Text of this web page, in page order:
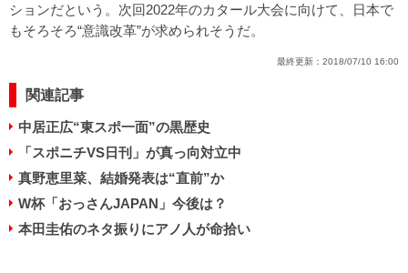
ションだという。次回2022年のカタール大会に向けて、日本で
もそろそろ“意識改革”が求められそうだ。
最終更新： 2018/07/10 16:00
関連記事
中居正広“東スポ一面”の黒歴史
「スポニチVS日刊」が真っ向対立中
真野恵里菜、結婚発表は“直前”か
W杯「おっさんJAPAN」今後は？
本田圭佑のネタ振りにアノ人が命拾い